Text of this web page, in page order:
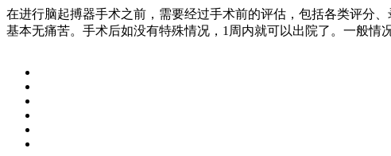
在进行脑起搏器手术之前，需要经过手术前的评估，包括各类评分
基本无痛苦。手术后如没有特殊情况，1周内就可以出院了。一般情